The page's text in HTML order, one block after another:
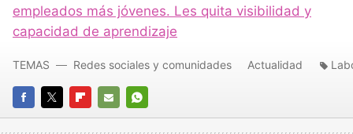
empleados más jóvenes. Les quita visibilidad y
capacidad de aprendizaje
FACEBOOK
TWITTERFLIPBOARD
E-
WHATSAPP
TEMAS Redes sociales y comunidades Actualidad